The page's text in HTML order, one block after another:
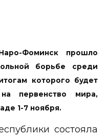
Фоминск прошло
борьбе среди
которого будет
первенство мира,
1-7 ноября.
состояла